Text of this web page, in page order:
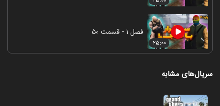
۲۵:۰۰
فصل ۱ - قسمت ۵۰
سریال‌های مشابه